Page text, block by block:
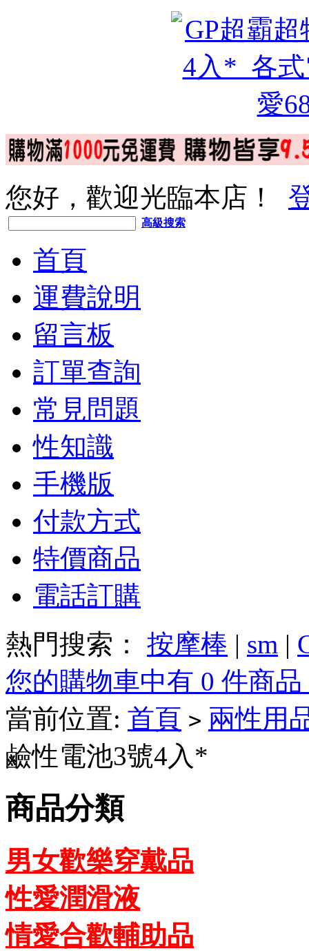
您好，歡迎光臨本店！
高級搜索
首頁
運費說明
留言板
訂單查詢
常見問題
性知識
手機版
付款方式
特價商品
電話訂購
熱門搜索： 按摩棒 | sm |
您的購物車中有 0 件商
當前位置: 首頁 > 兩性用
鹼性電池3號4入*
商品分類
男女歡樂穿戴品
性愛潤滑液
情愛合歡輔助品